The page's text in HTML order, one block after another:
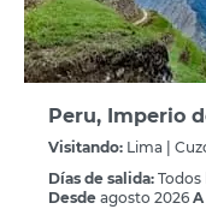
Peru, Imperio
Visitando: Lima |
Días de salida: Todos
Desde agosto 2026 A